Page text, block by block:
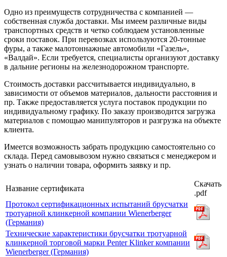
Одно из преимуществ сотрудничества с компанией —
собственная служба доставки. Мы имеем различные виды
транспортных средств и четко соблюдаем установленные
сроки поставок. При перевозках используются 20-тонные
фуры, а также малотоннажные автомобили «Газель»,
«Валдай». Если требуется, специалисты организуют доставку
в дальние регионы на железнодорожном транспорте.
Стоимость доставки рассчитывается индивидуально, в
зависимости от объемов материалов, дальности расстояния и
пр. Также предоставляется услуга поставок продукции по
индивидуальному графику. По заказу производится загрузка
материалов с помощью манипуляторов и разгрузка на объекте
клиента.
Имеется возможность забрать продукцию самостоятельно со
склада. Перед самовывозом нужно связаться с менеджером и
узнать о наличии товара, оформить заявку и пр.
Название сертификата
Скачать
.pdf
Протокол сертификационных испытаний брусчатки
тротуарной клинкерной компании Wienerberger
(Германия)
Технические характеристики брусчатки тротуарной
клинкерной торговой марки Penter Klinker компании
Wienerberger (Германия)